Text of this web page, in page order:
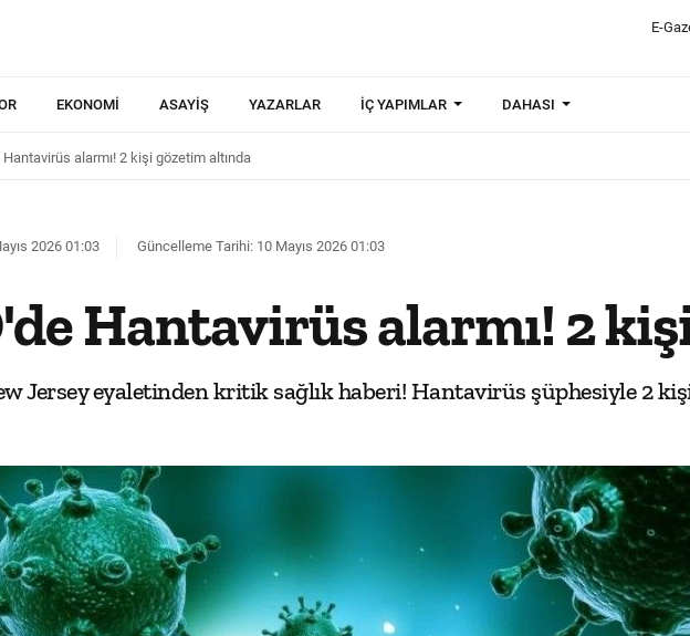
E-
EKONOMI ASAYIŞ YAZARLAR İÇ YAPIMLAR DAHASI
Hantavirüs alarmı! 2 kişi gözetim altında
2026 01:03 Güncelleme Tarihi: 10 Mayıs 2026 01:03
Hantavirüs alarmı! 2
Jersey eyaletinden kritik sağlık haberi! Hantavirüs şüphesiyle 2 kişi